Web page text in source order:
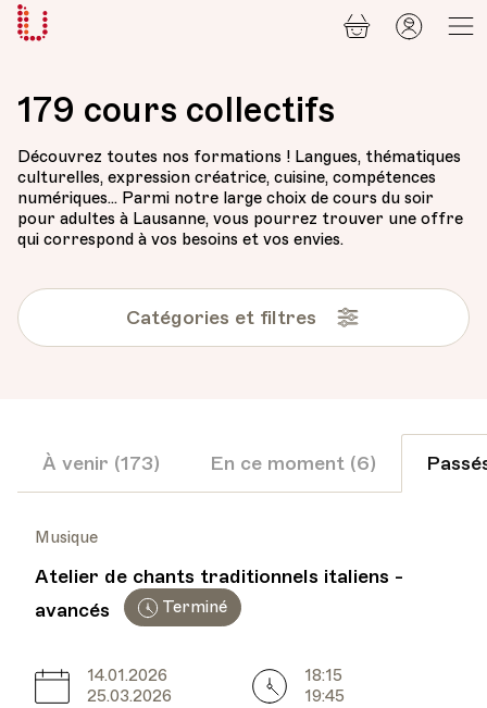
179 cours collectifs
Découvrez toutes nos formations ! Langues, thématiques
culturelles, expression créatrice, cuisine, compétences
numériques... Parmi notre large choix de cours du soir
pour adultes à Lausanne, vous pourrez trouver une offre
qui correspond à vos besoins et vos envies.
Catégories et filtres
À venir (173) En ce moment (6)
Musique
Atelier de chants traditionnels italiens -
avancés
Terminé
Date
14.01.2026
25.03.2026
Heure
18:15
19:45
Panier
Mon